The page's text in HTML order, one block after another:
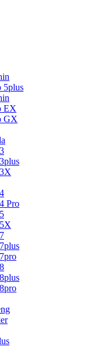
5plus
EX
GX
Pro